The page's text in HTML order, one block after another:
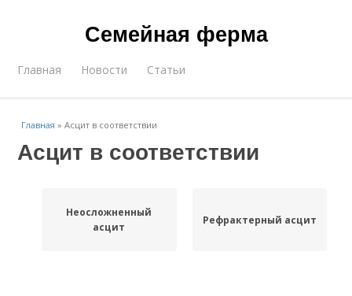
Семейная ферма
Главная Новости Статьи
Главная »Асцит в соответствии
Асцит в соответствии
Неосложненный
асцит
Рефрактерный асцит